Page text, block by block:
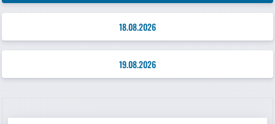
18.08.2026
19.08.2026